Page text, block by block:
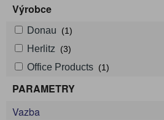
Výrobce
Donau (1)
Herlitz (3)
Office Products (1)
PARAMETRY
Vazba